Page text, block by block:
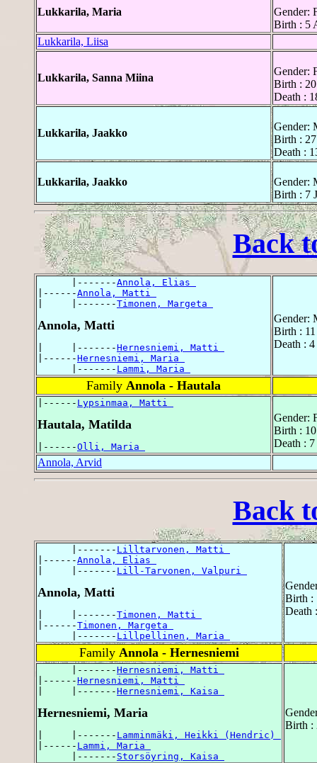
Lukkarila, Maria
Gender:
Birth : 5
Lukkarila, Liisa
Lukkarila, Sanna Miina
Gender:
Birth :
Death :
Lukkarila, Jaakko
Gender:
Birth :
Death :
Lukkarila, Jaakko
Gender:
Birth : 7
Back
      |-------
Annola, Elias
|------Annola, Matti
|     |-------Timonen, Margeta
Annola, Matti
|     |-------Hernesniemi, Matti
|------Hernesniemi, Maria
      |-------
Lammi, Maria
Gender:
Birth :
Death :
Family Annola - Hautala
|------ Lypsinmaa, Matti
Hautala, Matilda
|------Olli, Maria
Gender:
Birth :
Death :
Annola, Arvid
Back
      |-------
Lilltarvonen, Matti
|------Annola, Elias
|     |------- Lill-Tarvonen, Valpuri
Annola, Matti
|     |-------Timonen, Matti
|------Timonen, Margeta
      |-------
Lillpellinen, Maria
Birth :
Death
Family Annola - Hernesniemi
      |-------
Hernesniemi, Matti
|------Hernesniemi, Matti
|     |-------Hernesniemi, Kaisa
Hernesniemi, Maria
|     |------- Lamminmäki, Heikki (Hendric)
|------ Lammi, Maria
      |-------
Storsöyring, Kaisa
Birth :